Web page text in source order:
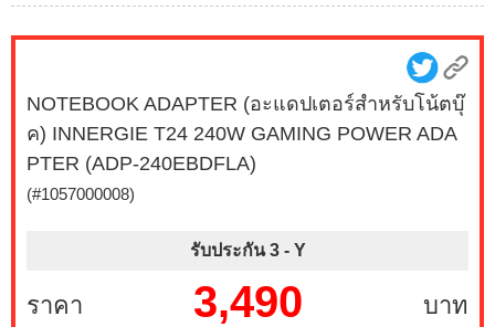
NOTEBOOK ADAPTER (อะแดปเตอร์สำหรับโน้ตบุ๊
ค) INNERGIE T24 240W GAMING POWER ADA
PTER (ADP-240EBDFLA)
(#1057000008)
รับประกัน 3 - Y
ราคา บาท
3,490